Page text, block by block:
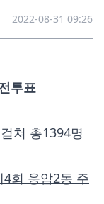
2022-08-31 09:26
투표
쳐 총1394명
4회 응암2동 주